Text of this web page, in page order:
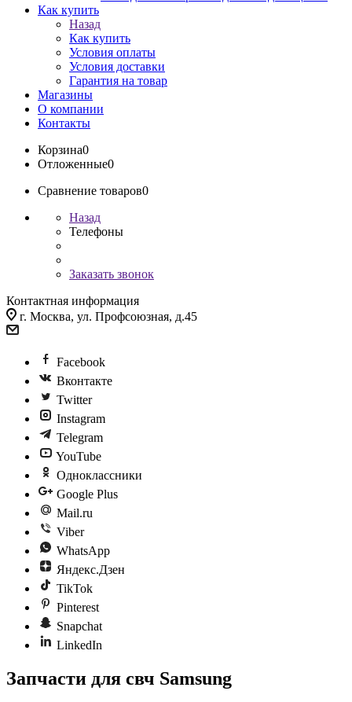
Как купить
Назад
Как купить
Условия оплаты
Условия доставки
Гарантия на товар
Магазины
О компании
Контакты
Корзина0
Отложенные0
Сравнение товаров0
Назад
Телефоны
Заказать звонок
Контактная информация
г. Москва, ул. Профсоюзная, д.45
Facebook
Вконтакте
Twitter
Instagram
Telegram
YouTube
Одноклассники
Google Plus
Mail.ru
Viber
WhatsApp
Яндекс.Дзен
TikTok
Pinterest
Snapchat
LinkedIn
Запчасти для свч Samsung